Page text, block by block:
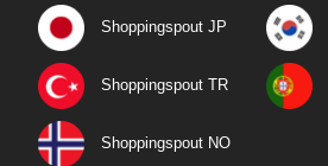
Shoppingspout JP
Shoppingspout TR
Shoppingspout NO